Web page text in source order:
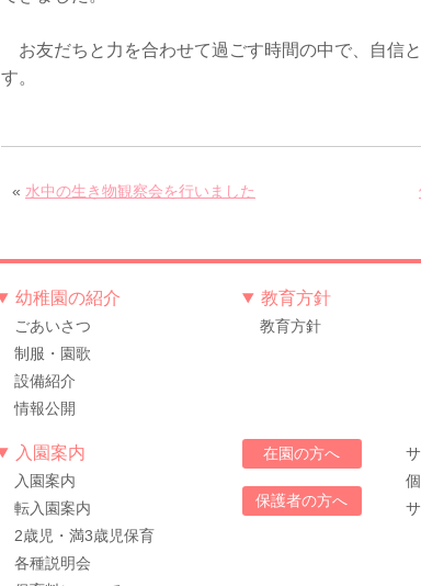
お友だちと力を合わせて過ごす時間の中で、自信
す。
« 水中の生き物観察会を行いました
幼稚園の紹介
ごあいさつ
制服・園歌
設備紹介
情報公開
教育方針
教育方針
入園案内
入園案内
転入園案内
2歳児・満3歳児保育
各種説明会
在園の方へ
保護者の方へ